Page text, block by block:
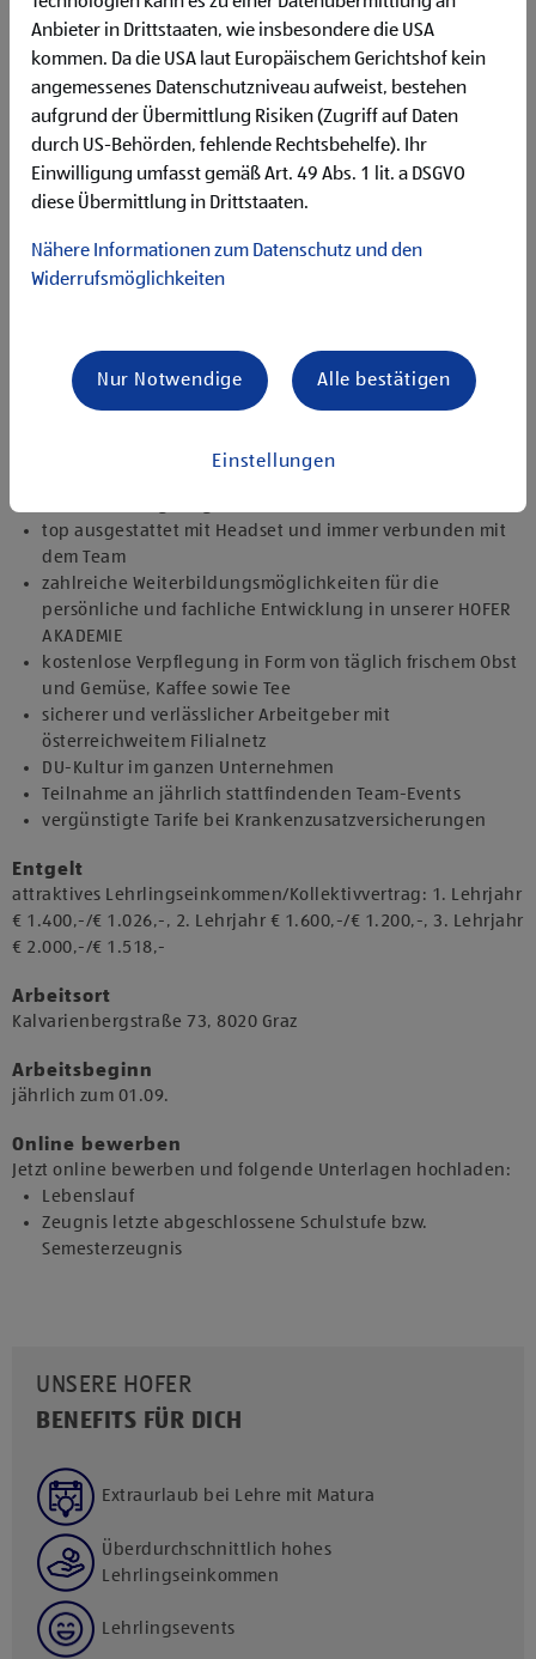
Flexibilität für Früh- und Spätdienste (Montag bis
Samstag)
Begeisterung im Handel zu arbeiten und den
Unternehmenserfolg mitzugestalten
Freude an der Arbeit im Team für ein motiviertes
Miteinander
Bereitschaft zu körperlich anspruchsvollen Tätigkeiten
freundlich im Umgang mit Kund:innen für eine
zuverlässige und organisierte Arbeitsweise zur
gewissenhaften Erledigung der Aufgaben
1.000 € HOFER Reisen- oder Warengutschein und
zusätzlich 1.500 € bei ausgezeichnetem Erfolg
Erfolgsprämien bei positivem Lehrabschluss (guter Erfolg:
top ausgestattet mit Headset und immer verbunden mit
dem Team
zahlreiche Weiterbildungsmöglichkeiten für die
persönliche und fachliche Entwicklung in unserer HOFER
AKADEMIE
kostenlose Verpflegung in Form von täglich frischem Obst
und Gemüse, Kaffee sowie Tee
sicherer und verlässlicher Arbeitgeber mit
österreichweitem Filialnetz
DU-Kultur im ganzen Unternehmen
Teilnahme an jährlich stattfindenden Team-Events
vergünstigte Tarife bei Krankenzusatzversicherungen
Entgelt
attraktives Lehrlingseinkommen/Kollektivvertrag: 1. Lehrjahr
€ 1.400,-/€ 1.026,-, 2. Lehrjahr € 1.600,-/€ 1.200,-, 3. Lehrjahr
€ 2.000,-/€ 1.518,-
Arbeitsort
​Kalvarienbergstraße 73, 8020 Graz​​
Arbeitsbeginn
jährlich zum 01.09.​
Online bewerben
Jetzt online bewerben und folgende Unterlagen hochladen:
Lebenslauf
Zeugnis letzte abgeschlossene Schulstufe bzw.
Semesterzeugnis
UNSERE HOFER
BENEFITS FÜR DICH
Extraurlaub bei Lehre mit Matura
Überdurchschnittlich hohes
Lehrlingseinkommen
Lehrlingsevents
Anbieter in Drittstaaten, wie insbesondere die USA
kommen. Da die USA laut Europäischem Gerichtshof kein
angemessenes Datenschutzniveau aufweist, bestehen
aufgrund der Übermittlung Risiken (Zugriff auf Daten
durch US-Behörden, fehlende Rechtsbehelfe). Ihr
Einwilligung umfasst gemäß Art. 49 Abs. 1 lit. a DSGVO
diese Übermittlung in Drittstaaten.
Nähere Informationen zum Datenschutz und den
Widerrufsmöglichkeiten
Einstellungen
Nur Notwendige Alle bestätigen